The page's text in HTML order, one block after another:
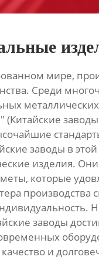
мире,
Среди
(Китайские
заводы в
изделия.
которые
производства
заводы
и